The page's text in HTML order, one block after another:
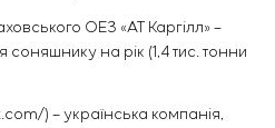
ОЕЗ «АТ Каргілл» –
на рік (1,4 тис. тонни
) – українська компанія,